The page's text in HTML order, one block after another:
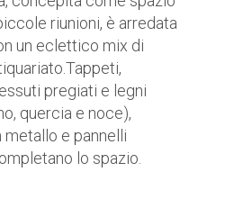
riunioni, è arredata
un eclettico mix di
pregiati e legni
quercia e noce),
metallo e pannelli
lo spazio.